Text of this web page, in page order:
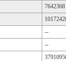
7642368
--
--